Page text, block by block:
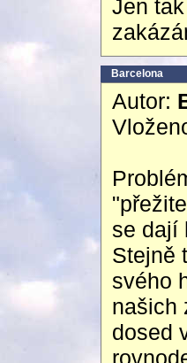
Jen
Barcelona
Autor:
se dají
Stejně
svého
našich
dosed